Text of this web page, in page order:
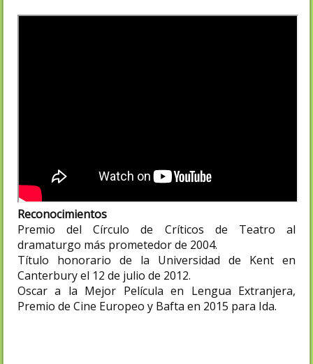
Reconocimientos
Premio del Círculo de Críticos de Teatro al
dramaturgo más prometedor de 2004.​
Título honorario de la Universidad de Kent en
Canterbury el 12 de julio de 2012.
Oscar a la Mejor Película en Lengua Extranjera,
Premio de Cine Europeo y Bafta en 2015 para Ida.